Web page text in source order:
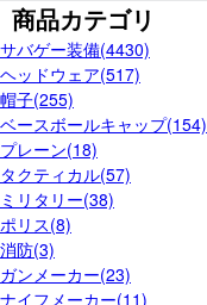
商品カテゴリ
サバゲー装備(4430)
ヘッドウェア(517)
帽子(255)
ベースボールキャップ(154)
プレーン(18)
タクティカル(57)
ミリタリー(38)
ポリス(8)
消防(3)
ガンメーカー(23)
ナイフメーカー(11)